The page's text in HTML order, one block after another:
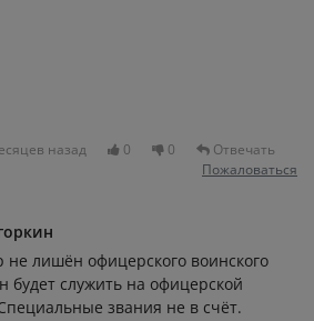
назад 0 0
Отвечать
Пожаловаться
не лишён офицерского воинского
будет служить на офицерской
звания не в счёт.